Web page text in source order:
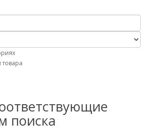
товара
поиска